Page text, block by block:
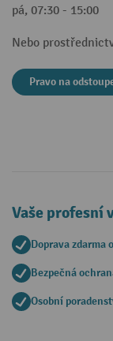
pá, 07:30 - 15:00
Nebo
Pravo na
Vaše profesní
Doprava zdarma
Bezpečná
Osobní